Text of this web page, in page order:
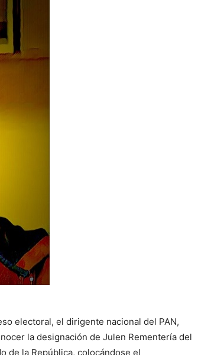
electoral, el dirigente nacional del PAN,
la designación de Julen Rementería del
de la República, colocándose el